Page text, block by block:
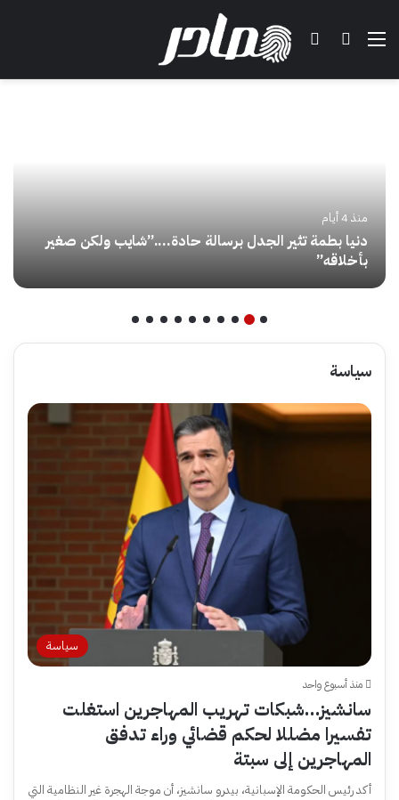
القائمة بحث عنتسجيل الدخول
منذ 4 أيام
عودة التاريخ.. هيرفي رونار يقود منتخب كوت ديفوار من
جديد بعد أكثر من عقد على الإنجاز القاري
سياسة
سياسة
منذ أسبوع واحد
سانشيز…شبكات تهريب المهاجرين استغلت
تفسيرا مضللا لحكم قضائي وراء تدفق
المهاجرين إلى سبتة
أكد رئيس الحكومة الإسبانية، بيدرو سانشيز، أن موجة الهجرة غير النظامية التي